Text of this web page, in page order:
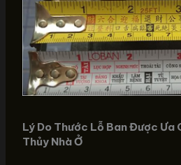
Lý Do Thước Lỗ Ban Được Ưa
Thủy Nhà Ở